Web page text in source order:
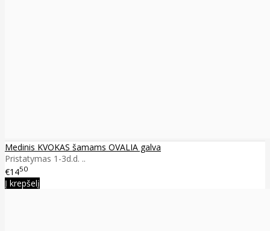
Medinis KVOKAS šamams OVALIA galva
Pristatymas 1-3d.d. ..
€1450
Į krepšelį